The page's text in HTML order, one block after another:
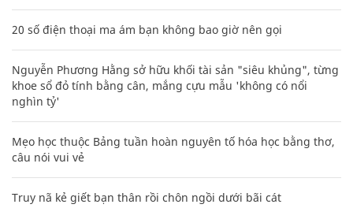
20 số điện thoại ma ám bạn không bao giờ nên gọi
Nguyễn Phương Hằng sở hữu khối tài sản "siêu khủng", từng
khoe sổ đỏ tính bằng cân, mắng cựu mẫu 'không có nổi
nghìn tỷ'
Mẹo học thuộc Bảng tuần hoàn nguyên tố hóa học bằng thơ,
câu nói vui vẻ
Truy nã kẻ giết bạn thân rồi chôn ngồi dưới bãi cát